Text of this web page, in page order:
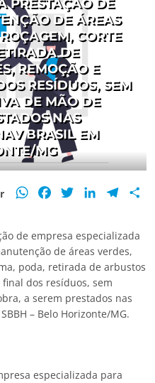
PRESTAÇÃO DE
DE ÁREAS
CORTE
DE
REMOÇÃO E
RESÍDUOS, SEM
DE MÃO DE
NAS
BRASIL EM
MG
WhatsApp
FacebookTwitterLinkedIn
de empresa especializada
de áreas verdes,
poda, retirada de arbustos
dos resíduos, sem
a serem prestados nas
– Belo Horizonte/MG.
especializada para